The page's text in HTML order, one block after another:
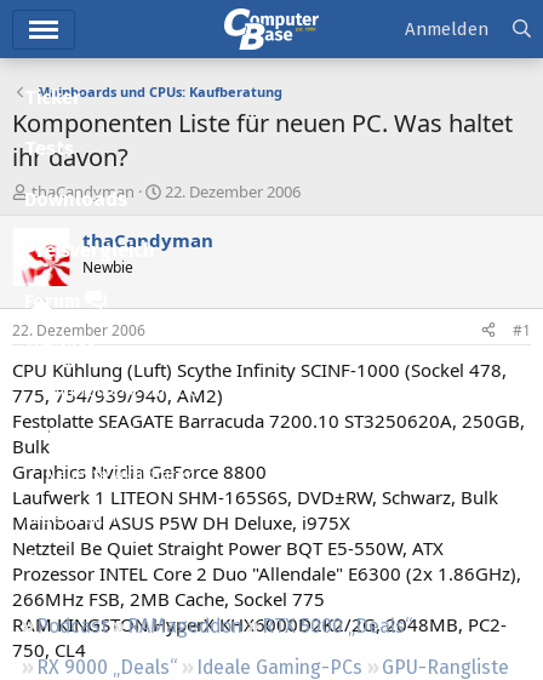
Ticker
Tests
Downloads
Preisvergleich
Forum
Aktuelles
Empfohlene Inhalte
Neue Beiträge
Neueste Aktivitäten
Leserartikel
Regeln
Podcast RAMageddon
RTX 5000 „Deals“
RX 9000 „Deals“
Ideale Gaming-PCs
GPU-Rangliste
Anmelden
Mainboards und CPUs: Kaufberatung
Komponenten Liste für neuen PC. Was haltet
ihr davon?
E
r
t
e
e
r
thaCandyman
E
s
t
t
a
m
22. Dezember 2006
thaCandyman
Newbie
22. Dezember 2006 #1
CPU Kühlung (Luft) Scythe Infinity SCINF-1000 (Sockel 478,
775, 754/939/940, AM2)
Festplatte SEAGATE Barracuda 7200.10 ST3250620A, 250GB,
Bulk
Graphics Nvidia GeForce 8800
Laufwerk 1 LITEON SHM-165S6S, DVD±RW, Schwarz, Bulk
Mainboard ASUS P5W DH Deluxe, i975X
Netzteil Be Quiet Straight Power BQT E5-550W, ATX
Prozessor INTEL Core 2 Duo "Allendale" E6300 (2x 1.86GHz),
266MHz FSB, 2MB Cache, Sockel 775
RAM KINGSTON HyperX KHX6000D2K2/2G, 2048MB, PC2-
750, CL4